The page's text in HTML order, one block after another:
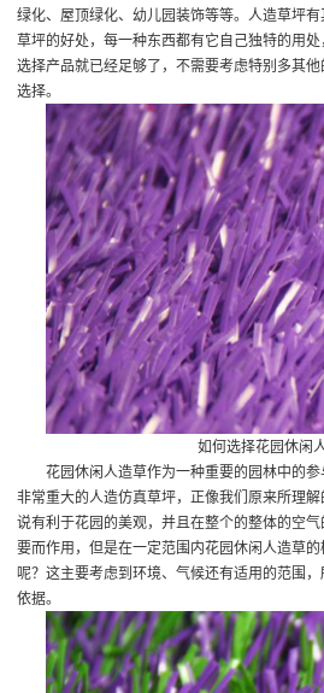
绿化、屋顶绿化、幼儿园装饰等等。人造草坪
草坪的好处，每一种东西都有它自己独特的用
选择产品就已经足够了，不需要考虑特别多其
选择。
如何选择花园休闲
花园休闲人造草作为一种重要的园林中的
非常重大的人造仿真草坪，正像我们原来所理
说有利于花园的美观，并且在整个的整体的空
要而作用，但是在一定范围内花园休闲人造草
呢？这主要考虑到环境、气候还有适用的范围
依据。